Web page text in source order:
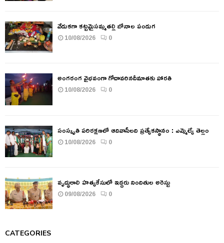
వేడుకగా కట్టమైసమ్మతల్లి బోనాల పండుగ
10/08/2026 0
అంగరంగ వైభవంగా గోదావరినదీమాతకు హారతి
10/08/2026 0
సంస్కృతి పరిరక్షణలో ఆదివాసీలది ప్రత్యేకస్థానం : ఎమ్మెల్యే తెల్లం
10/08/2026 0
వృద్ధురాలి హత్యకేసులో ఇద్దరు నిందితుల అరెస్టు
09/08/2026 0
CATEGORIES